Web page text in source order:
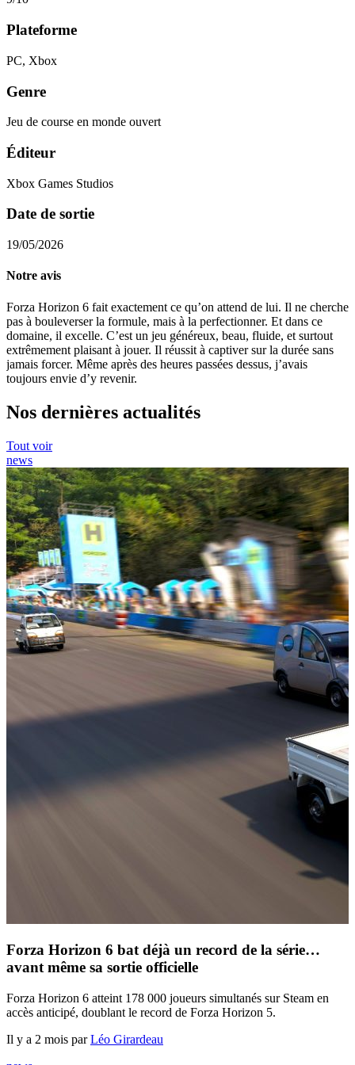
Plateforme
PC, Xbox
Genre
Jeu de course en monde ouvert
Éditeur
Xbox Games Studios
Date de sortie
19/05/2026
Notre avis
Forza Horizon 6 fait exactement ce qu’on attend de lui. Il ne cherche
pas à bouleverser la formule, mais à la perfectionner. Et dans ce
domaine, il excelle. C’est un jeu généreux, beau, fluide, et surtout
extrêmement plaisant à jouer. Il réussit à captiver sur la durée sans
jamais forcer. Même après des heures passées dessus, j’avais
toujours envie d’y revenir.
Nos dernières actualités
Tout voir
news
Forza Horizon 6 bat déjà un record de la série…
avant même sa sortie officielle
Forza Horizon 6 atteint 178 000 joueurs simultanés sur Steam en
accès anticipé, doublant le record de Forza Horizon 5.
Il y a 2 mois parLéo Girardeau